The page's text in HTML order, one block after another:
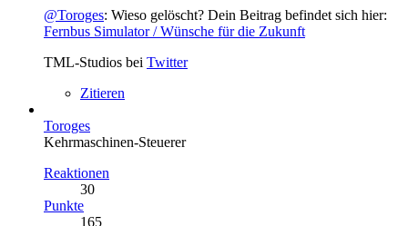
@Toroges: Wieso gelöscht? Dein Beitrag befindet sich hier:
Fernbus Simulator / Wünsche für die Zukunft
TML-Studios bei Twitter
Zitieren
Toroges
Kehrmaschinen-Steuerer
Reaktionen
30
Punkte
165